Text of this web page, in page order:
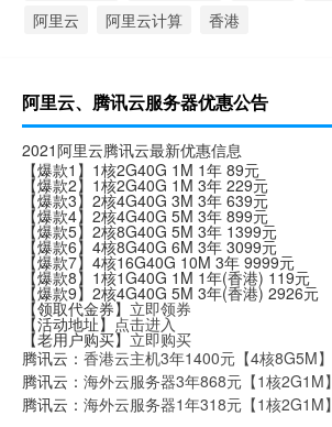
阿里云
阿里云计算 香港
阿里云、腾讯云服务器优惠公告
2021阿里云腾讯云最新优惠信息
【爆款1】1核2G40G 1M 1年 89元
【爆款2】1核2G40G 1M 3年 229元
【爆款3】2核4G40G 3M 3年 639元
【爆款4】2核4G40G 5M 3年 899元
【爆款5】2核8G40G 5M 3年 1399元
【爆款6】4核8G40G 6M 3年 3099元
【爆款7】4核16G40G 10M 3年 9999元
【爆款8】1核1G40G 1M 1年(香港) 119元
【爆款9】2核4G40G 5M 3年(香港) 2926元
【领取代金券】 立即领券
【活动地址】 点击进入
【老用户购买】立即购买
腾讯云： 香港云主机3年1400元【4核8G5M】
腾讯云： 海外云服务器3年868元【1核2G1M】
腾讯云： 海外云服务器1年318元【1核2G1M】